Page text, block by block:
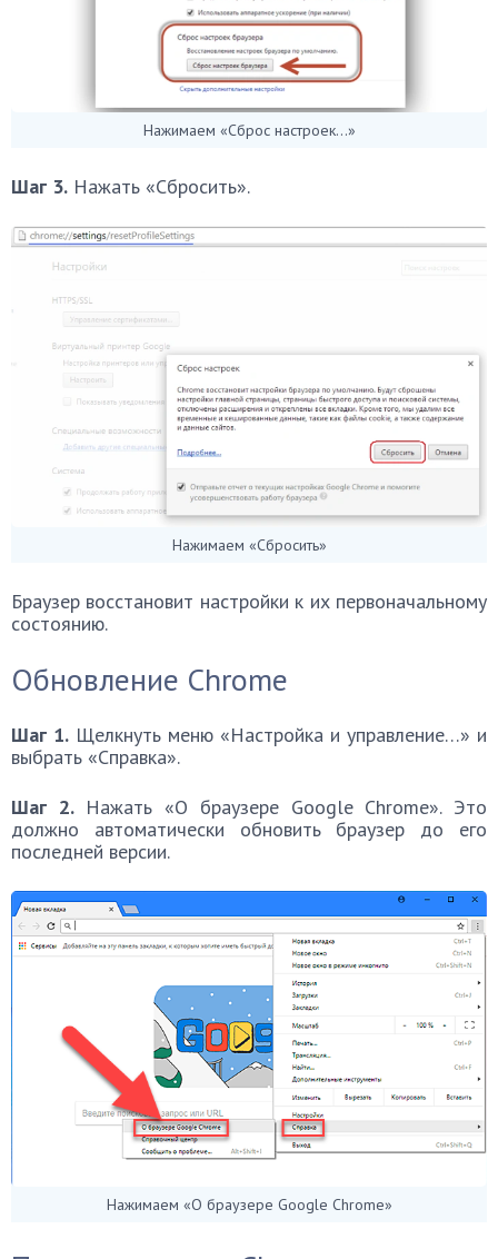
Нажимаем «Сброс настроек…»
Шаг 3. Нажать «Сбросить».
Нажимаем «Сбросить»
Браузер восстановит настройки к их первоначальному
состоянию.
Обновление Chrome
Шаг 1. Щелкнуть меню «Настройка и управление…» и
выбрать «Справка».
Шаг 2.Нажать «О браузере Google Chrome». Это
должно автоматически обновить браузер до его
последней версии.
Нажимаем «О браузере Google Chrome»